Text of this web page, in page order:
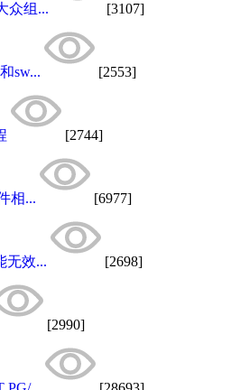
众组... [3107]
sw... [2553]
[2744]
相... [6977]
无效... [2698]
[2990]